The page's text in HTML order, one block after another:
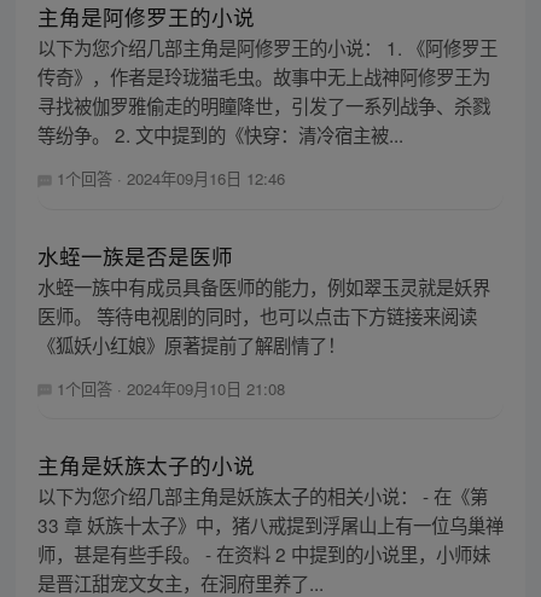
主角是阿修罗王的小说
以下为您介绍几部主角是阿修罗王的小说： 1. 《阿修罗王
传奇》，作者是玲珑猫毛虫。故事中无上战神阿修罗王为
寻找被伽罗雅偷走的明瞳降世，引发了一系列战争、杀戮
等纷争。 2. 文中提到的《快穿：清冷宿主被...
1个回答 · 2024年09月16日 12:46
水蛭一族是否是医师
水蛭一族中有成员具备医师的能力，例如翠玉灵就是妖界
医师。 等待电视剧的同时，也可以点击下方链接来阅读
《狐妖小红娘》原著提前了解剧情了！
1个回答 · 2024年09月10日 21:08
主角是妖族太子的小说
以下为您介绍几部主角是妖族太子的相关小说： - 在《第
33 章 妖族十太子》中，猪八戒提到浮屠山上有一位乌巢禅
师，甚是有些手段。 - 在资料 2 中提到的小说里，小师妹
是晋江甜宠文女主，在洞府里养了...